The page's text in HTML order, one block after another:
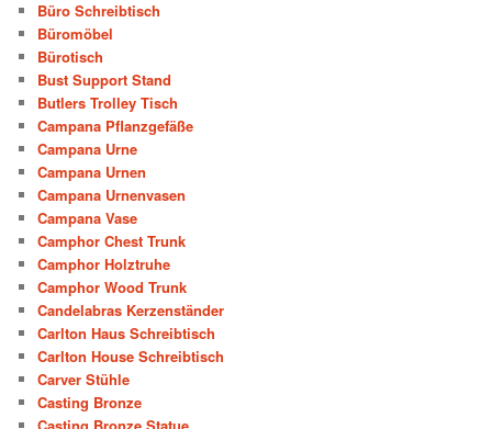
Büro Schreibtisch
Büromöbel
Bürotisch
Bust Support Stand
Butlers Trolley Tisch
Campana Pflanzgefäße
Campana Urne
Campana Urnen
Campana Urnenvasen
Campana Vase
Camphor Chest Trunk
Camphor Holztruhe
Camphor Wood Trunk
Candelabras Kerzenständer
Carlton Haus Schreibtisch
Carlton House Schreibtisch
Carver Stühle
Casting Bronze